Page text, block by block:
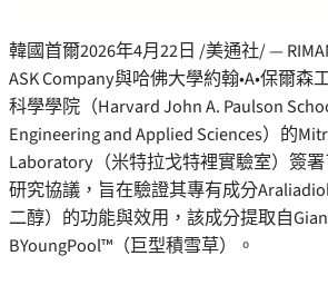
韓國首爾2026年4月22日 /美通社/ —
ASK Company與哈佛大學約翰•A•保爾森
科學學院（Harvard John A. Paulson
Engineering and Applied Sciences）的
Laboratory‌（米特拉戈特裡實驗室）簽
研究協議，旨在驗證其專有成分
二醇） 的功能與效用，該成分提取自
BYoungPool™（巨型積雪草）。